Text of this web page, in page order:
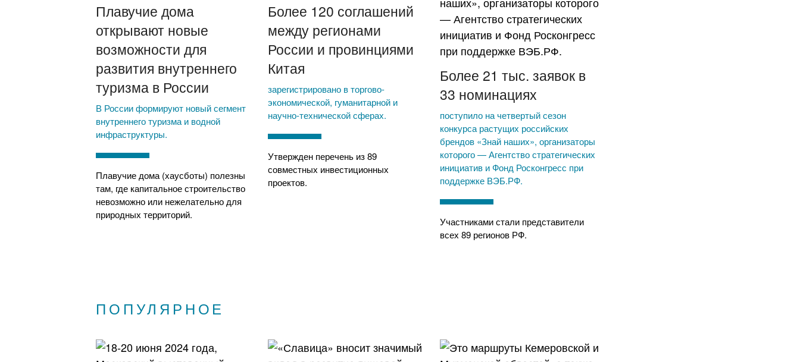
Плавучие дома
открывают новые
возможности для
развития внутреннего
туризма в России
В России формируют новый сегмент
внутреннего туризма и водной
инфраструктуры.
Плавучие дома (хаусботы) полезны
там, где капитальное строительство
невозможно или нежелательно для
природных территорий.
Более 120 соглашений
между регионами
России и провинциями
Китая
зарегистрировано в торгово-
экономической, гуманитарной и
научно-технической сферах.
Утвержден перечень из 89
совместных инвестиционных
проектов.
Более 21 тыс. заявок в
33 номинациях
поступило на четвертый сезон
конкурса растущих российских
брендов «Знай наших», организаторы
которого — Агентство стратегических
инициатив и Фонд Росконгресс при
поддержке ВЭБ.РФ.
Участниками стали представители
всех 89 регионов РФ.
ПОПУЛЯРНОЕ